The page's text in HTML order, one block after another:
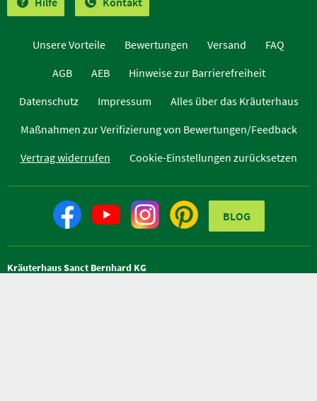
Unsere Vorteile Bewertungen Versand
FAQ
AGB
AEB
Hinweise zur Barrierefreiheit
Datenschutz
Impressum
Alles über das Kräuterhaus
Maßnahmen zur Verifizierung von Bewertungen/Feedback
Vertrag widerrufen
Cookie-Einstellungen zurücksetzen
BLOG
Kräuterhaus Sanct Bernhard KG